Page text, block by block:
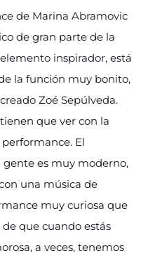
de Marina Abramovic
de gran parte de la
inspirador, está
la función muy bonito,
Zoé Sepúlveda.
que ver con la
El
gente es muy moderno,
una música de
muy curiosa que
que cuando estás
a veces, tenemos